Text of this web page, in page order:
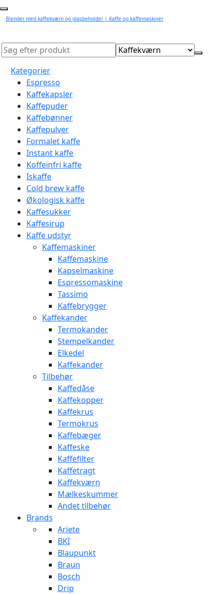
Blender med kaffekværn og glasbeholder | Kaffe og kaffemaskiner
Kategorier
Espresso
Kaffekapsler
Kaffepuder
Kaffebønner
Kaffepulver
Formalet kaffe
Instant kaffe
Koffeinfri kaffe
Iskaffe
Cold brew kaffe
Økologisk kaffe
Kaffesukker
Kaffesirup
Kaffe udstyr
Kaffemaskiner
Kaffemaskine
Kapselmaskine
Espressomaskine
Tassimo
Kaffebrygger
Kaffekander
Termokander
Stempelkander
Elkedel
Kaffekander
Tilbehør
Kaffedåse
Kaffekopper
Kaffekrus
Termokrus
Kaffebæger
Kaffeske
Kaffefilter
Kaffetragt
Kaffekværn
Mælkeskummer
Andet tilbehør
Brands
Ariete
BKI
Blaupunkt
Braun
Bosch
Drip